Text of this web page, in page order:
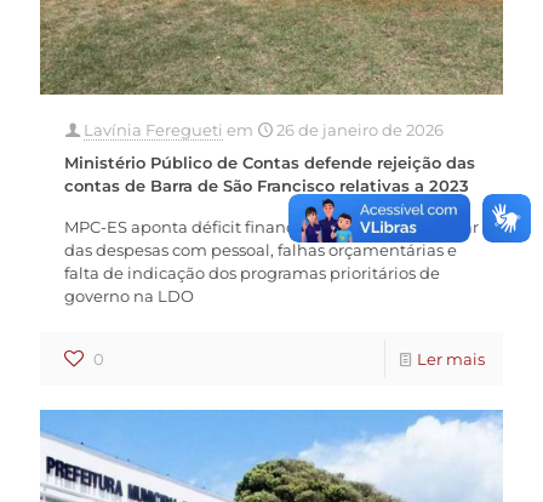
Lavínia Feregueti em
26 de janeiro de 2026
Ministério Público de Contas defende rejeição das
contas de Barra de São Francisco relativas a 2023
MPC-ES aponta déficit financeiro, aumento irregular
das despesas com pessoal, falhas orçamentárias e
falta de indicação dos programas prioritários de
governo na LDO
0 Ler mais